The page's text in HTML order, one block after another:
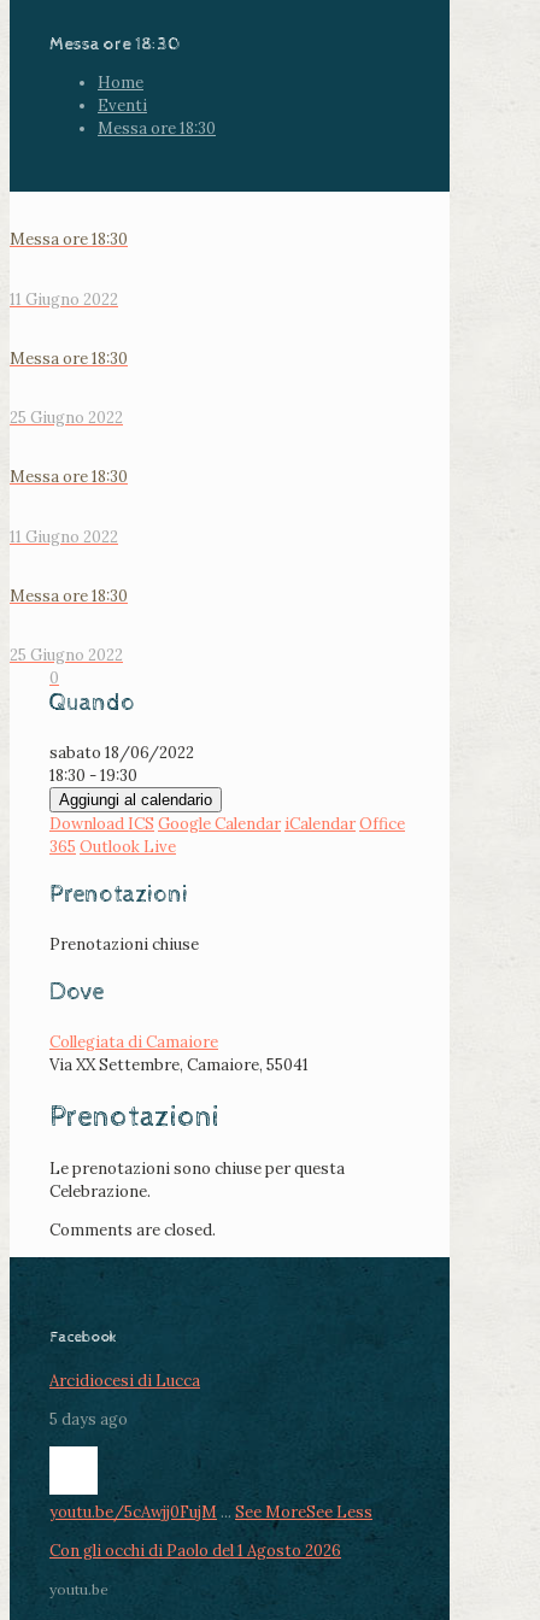
Messa ore 18:30
Home
Eventi
Messa ore 18:30
Messa ore 18:30
11 Giugno 2022
Messa ore 18:30
25 Giugno 2022
Messa ore 18:30
11 Giugno 2022
Messa ore 18:30
25 Giugno 2022
0
Quando
sabato 18/06/2022
18:30 - 19:30
Aggiungi al calendario
Download ICS Google Calendar iCalendarOffice
365 Outlook Live
Prenotazioni
Prenotazioni chiuse
Dove
Collegiata di Camaiore
Via XX Settembre, Camaiore, 55041
Prenotazioni
Le prenotazioni sono chiuse per questa
Celebrazione.
Comments are closed.
Facebook
Arcidiocesi di Lucca
5 days ago
youtu.be/5cAwjj0FujM ... See MoreSee Less
Con gli occhi di Paolo del 1 Agosto 2026
youtu.be